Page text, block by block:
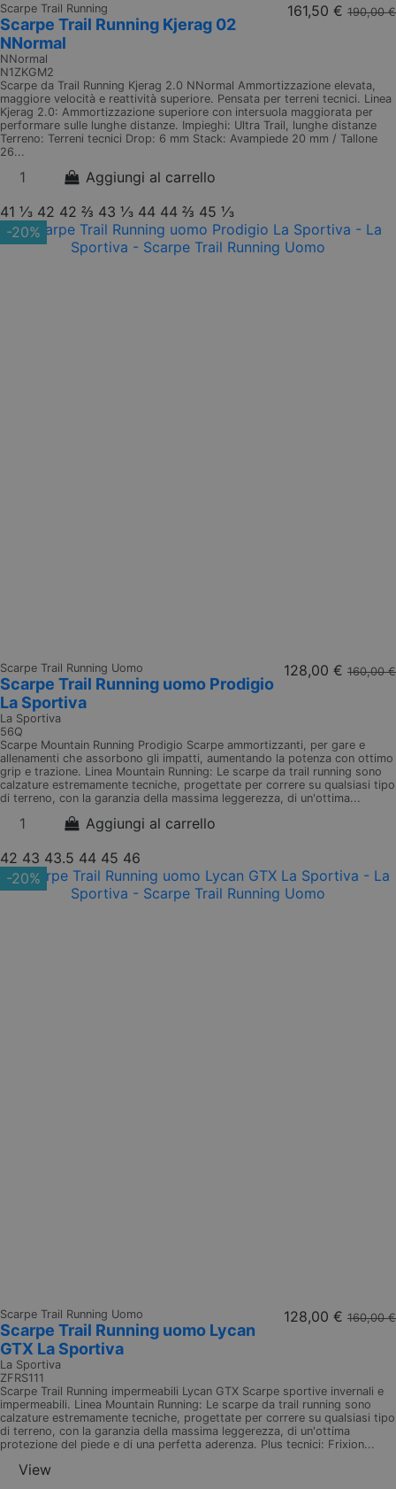
Scarpe Trail Running
Scarpe Trail Running Kjerag 02
NNormal
NNormal
N1ZKGM2
161,50 € 190,00 €
Scarpe da Trail Running Kjerag 2.0 NNormal Ammortizzazione elevata,
maggiore velocità e reattività superiore. Pensata per terreni tecnici. Linea
Kjerag 2.0: Ammortizzazione superiore con intersuola maggiorata per
performare sulle lunghe distanze. Impieghi: Ultra Trail, lunghe distanze
Terreno: Terreni tecnici Drop: 6 mm Stack: Avampiede 20 mm / Tallone
26...
Aggiungi al carrello
41 ⅓ 42 42 ⅔ 43 ⅓ 44 44 ⅔ 45 ⅓
-20%
Scarpe Trail Running Uomo
Scarpe Trail Running uomo Prodigio
La Sportiva
La Sportiva
56Q
128,00 € 160,00 €
Scarpe Mountain Running Prodigio Scarpe ammortizzanti, per gare e
allenamenti che assorbono gli impatti, aumentando la potenza con ottimo
grip e trazione. Linea Mountain Running: Le scarpe da trail running sono
calzature estremamente tecniche, progettate per correre su qualsiasi tipo
di terreno, con la garanzia della massima leggerezza, di un'ottima...
Aggiungi al carrello
42 43 43.5 44 45 46
-20%
Scarpe Trail Running Uomo
Scarpe Trail Running uomo Lycan
GTX La Sportiva
La Sportiva
ZFRS111
128,00 € 160,00 €
Scarpe Trail Running impermeabili Lycan GTX Scarpe sportive invernali e
impermeabili. Linea Mountain Running: Le scarpe da trail running sono
calzature estremamente tecniche, progettate per correre su qualsiasi tipo
di terreno, con la garanzia della massima leggerezza, di un'ottima
protezione del piede e di una perfetta aderenza. Plus tecnici: Frixion...
View